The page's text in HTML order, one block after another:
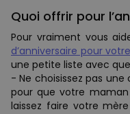
Quoi offrir pour
Pour vraiment vous
d’anniversaire pour
une petite liste avec
- Ne choisissez pas
pour que votre
laissez faire votre